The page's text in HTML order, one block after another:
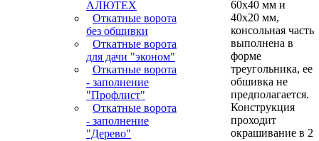
АЛЮТЕХ
Откатные ворота
без обшивки
Откатные ворота
для дачи "эконом"
Откатные ворота
- заполнение
"Профлист"
Откатные ворота
- заполнение
"Дерево"
60х40 мм и
40х20 мм,
консольная часть
выполнена в
форме
треугольника, ее
обшивка не
предполагается.
Конструкция
проходит
окрашивание в 2